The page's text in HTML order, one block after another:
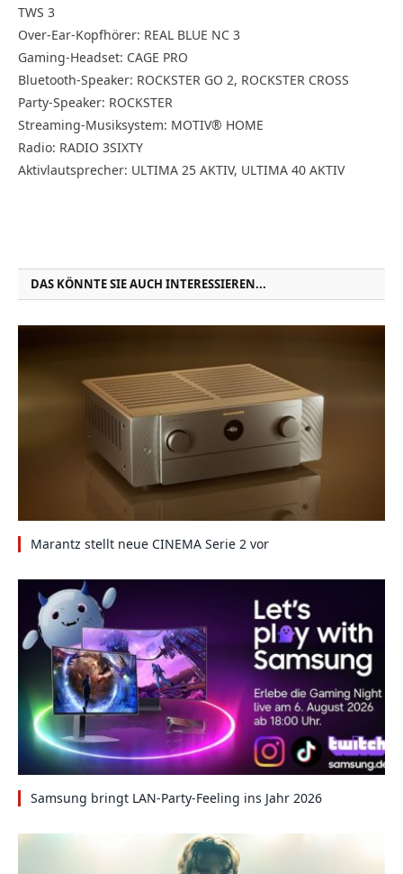
TWS 3
Over-Ear-Kopfhörer: REAL BLUE NC 3
Gaming-Headset: CAGE PRO
Bluetooth-Speaker: ROCKSTER GO 2, ROCKSTER CROSS
Party-Speaker: ROCKSTER
Streaming-Musiksystem: MOTIV® HOME
Radio: RADIO 3SIXTY
Aktivlautsprecher: ULTIMA 25 AKTIV, ULTIMA 40 AKTIV
DAS KÖNNTE SIE AUCH INTERESSIEREN...
Marantz stellt neue CINEMA Serie 2 vor
Samsung bringt LAN-Party-Feeling ins Jahr 2026